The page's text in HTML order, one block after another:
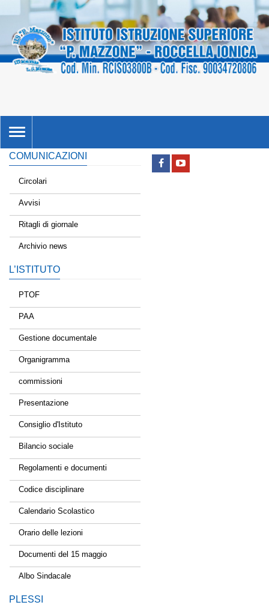
TOGGLE
NAVIGATION
COMUNICAZIONI
Circolari
Avvisi
Ritagli di giornale
Archivio news
L’ISTITUTO
PTOF
PAA
Gestione documentale
Organigramma
commissioni
Presentazione
Consiglio d'Istituto
Bilancio sociale
Regolamenti e documenti
Codice disciplinare
Calendario Scolastico
Orario delle lezioni
Documenti del 15 maggio
Albo Sindacale
PLESSI